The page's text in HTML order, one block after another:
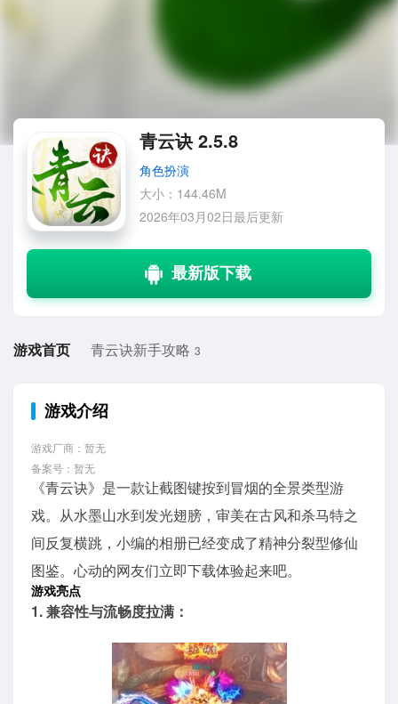
青云诀 2.5.8
角色扮演
大小：144.46M
2026年03月02日最后更新
游戏首页 青云诀新手攻略 3
游戏介绍
游戏厂商：暂无
备案号：暂无
《青云诀》是一款让截图键按到冒烟的全景类型游
戏。从水墨山水到发光翅膀，审美在古风和杀马特之
间反复横跳，小编的相册已经变成了精神分裂型修仙
图鉴。心动的网友们立即下载体验起来吧。
游戏亮点
1. 兼容性与流畅度拉满：